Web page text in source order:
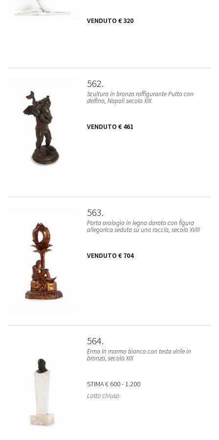
VENDUTO € 320
562
Scultura in bronzo raffigurante Putto con
delfino, Napoli secolo XIX
VENDUTO € 461
563
Porta orologio in legno dorato con figura
allegorica seduta su una roccia, secolo XVIII
VENDUTO € 704
564
Erma in marmo bianco con testa virile in
bronzo, secolo XIX
STIMA€ 600 - 1.200
Lotto chiuso